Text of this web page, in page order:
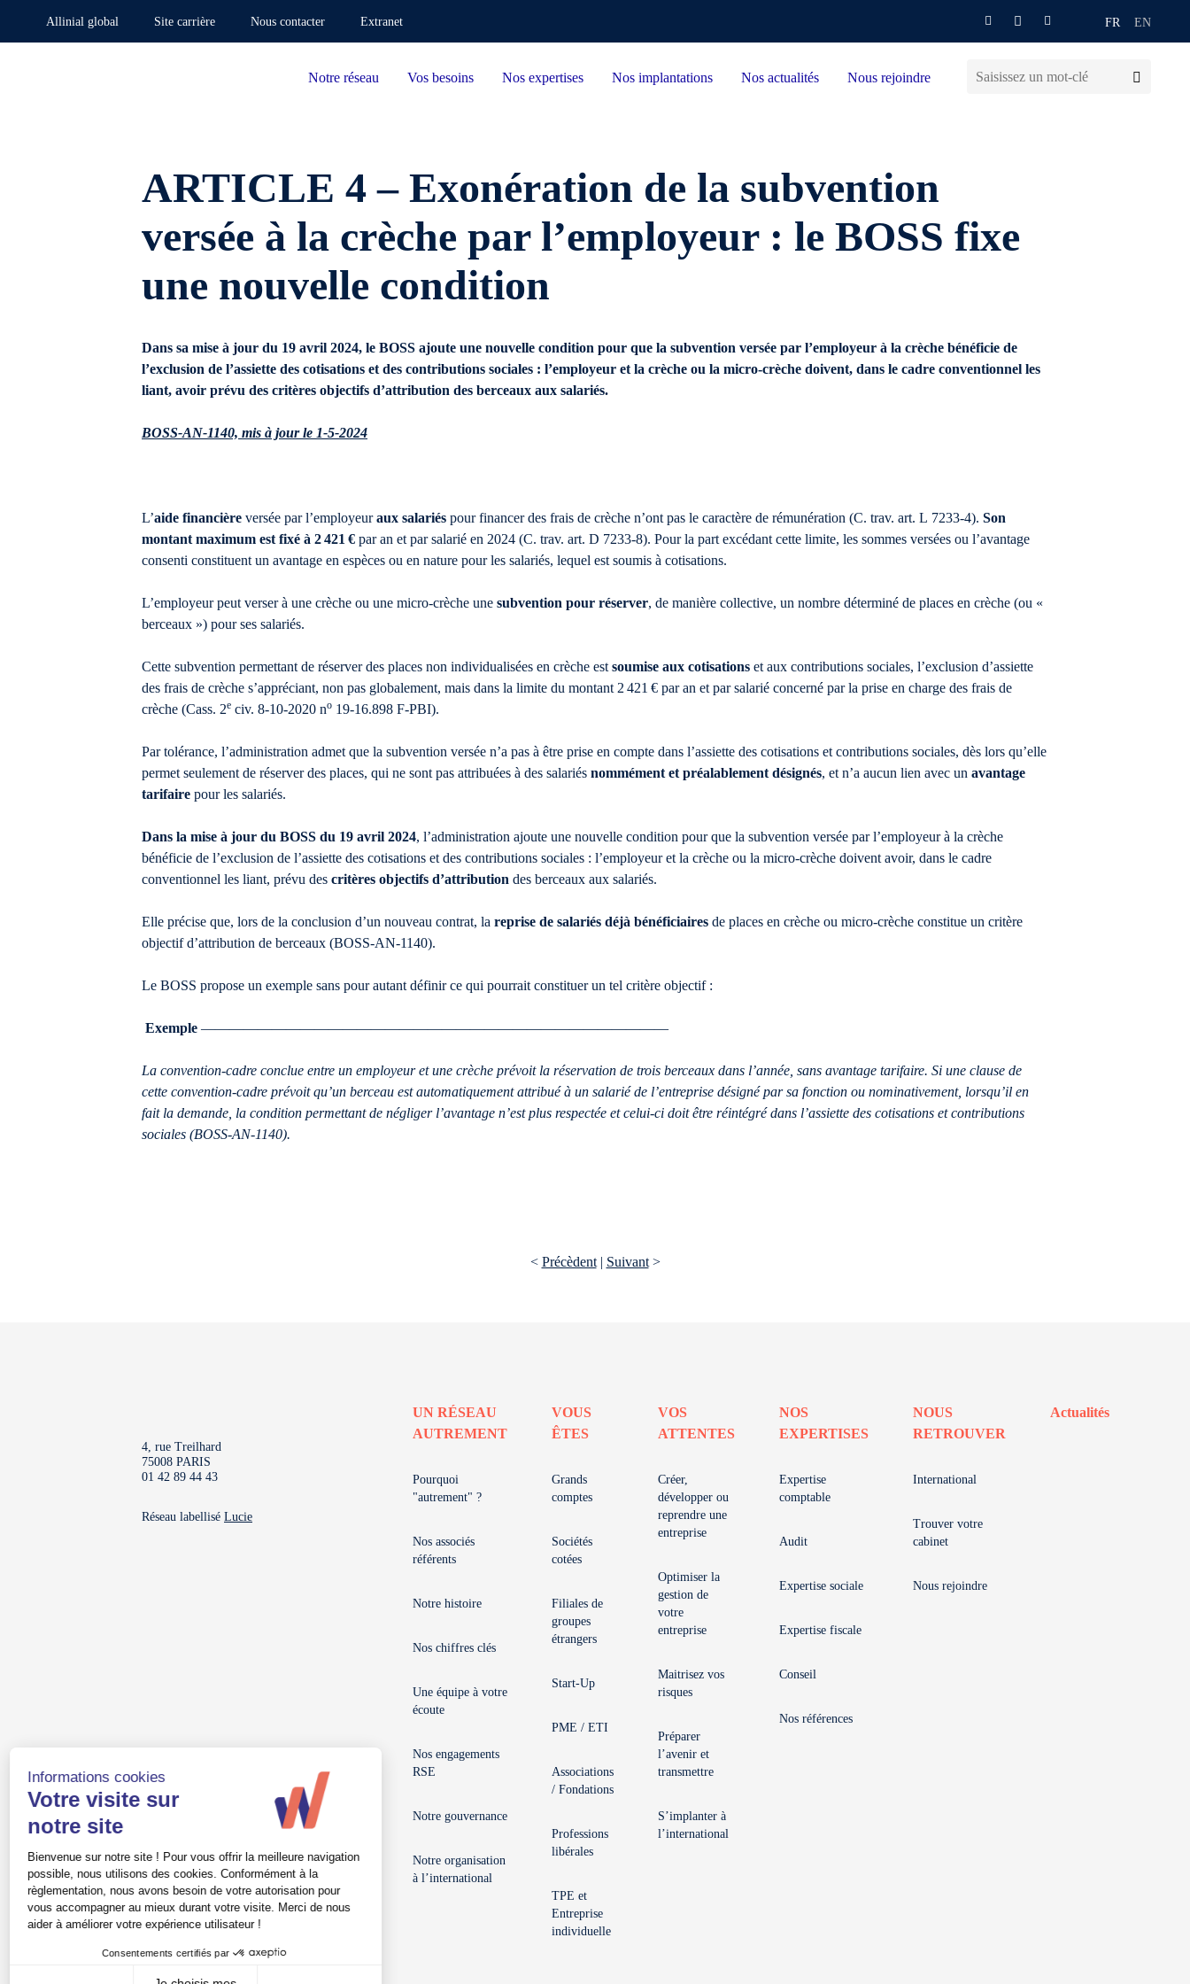
Allinial global Site carrière Nous contacter Extranet FR EN
Notre réseau Vos besoins Nos expertises Nos implantations Nos actualités Nous rejoindre
ARTICLE 4 – Exonération de la subvention
versée à la crèche par l’employeur : le BOSS fixe
une nouvelle condition
Dans sa mise à jour du 19 avril 2024, le BOSS ajoute une nouvelle condition pour que la subvention versée par l’employeur à la crèche bénéficie de
l’exclusion de l’assiette des cotisations et des contributions sociales : l’employeur et la crèche ou la micro-crèche doivent, dans le cadre conventionnel les
liant, avoir prévu des critères objectifs d’attribution des berceaux aux salariés.
BOSS-AN-1140, mis à jour le 1-5-2024
L’aide financière versée par l’employeuraux salariés pour financer des frais de crèche n’ont pas le caractère de rémunération (C. trav. art. L 7233-4). Son
montant maximum est fixé à 2 421 € par an et par salarié en 2024 (C. trav. art. D 7233-8). Pour la part excédant cette limite, les sommes versées ou l’avantage
consenti constituent un avantage en espèces ou en nature pour les salariés, lequel est soumis à cotisations.
L’employeur peut verser à une crèche ou une micro-crèche une subvention pour réserver, de manière collective, un nombre déterminé de places en crèche (ou «
berceaux ») pour ses salariés.
Cette subvention permettant de réserver des places non individualisées en crèche est soumise aux cotisations et aux contributions sociales, l’exclusion d’assiette
des frais de crèche s’appréciant, non pas globalement, mais dans la limite du montant 2 421 € par an et par salarié concerné par la prise en charge des frais de
crèche (Cass. 2e civ. 8-10-2020 no 19-16.898 F-PBI).
Par tolérance, l’administration admet que la subvention versée n’a pas à être prise en compte dans l’assiette des cotisations et contributions sociales, dès lors qu’elle
permet seulement de réserver des places, qui ne sont pas attribuées à des salariés nommément et préalablement désignés, et n’a aucun lien avec un avantage
tarifaire pour les salariés.
Dans la mise à jour du BOSS du 19 avril 2024, l’administration ajoute une nouvelle condition pour que la subvention versée par l’employeur à la crèche
bénéficie de l’exclusion de l’assiette des cotisations et des contributions sociales : l’employeur et la crèche ou la micro-crèche doivent avoir, dans le cadre
conventionnel les liant, prévu des critères objectifs d’attribution des berceaux aux salariés.
Elle précise que, lors de la conclusion d’un nouveau contrat, la reprise de salariés déjà bénéficiaires de places en crèche ou micro-crèche constitue un critère
objectif d’attribution de berceaux (BOSS-AN-1140).
Le BOSS propose un exemple sans pour autant définir ce qui pourrait constituer un tel critère objectif :
Exemple —————————————————————————————————
La convention-cadre conclue entre un employeur et une crèche prévoit la réservation de trois berceaux dans l’année, sans avantage tarifaire. Si une clause de
cette convention-cadre prévoit qu’un berceau est automatiquement attribué à un salarié de l’entreprise désigné par sa fonction ou nominativement, lorsqu’il en
fait la demande, la condition permettant de négliger l’avantage n’est plus respectée et celui-ci doit être réintégré dans l’assiette des cotisations et contributions
sociales (BOSS-AN-1140).
< Précèdent| Suivant>
4, rue Treilhard
75008 PARIS
01 42 89 44 43
Réseau labellisé Lucie
UN RÉSEAU
AUTREMENT
Pourquoi
"autrement" ?
Nos associés
référents
Notre histoire
Nos chiffres clés
Une équipe à votre
écoute
Nos engagements
RSE
Notre gouvernance
Notre organisation
à l’international
VOUS
ÊTES
Grands
comptes
Sociétés
cotées
Filiales de
groupes
étrangers
Start-Up
PME / ETI
Associations
/ Fondations
Professions
libérales
TPE et
Entreprise
individuelle
VOS
ATTENTES
Créer,
développer ou
reprendre une
entreprise
Optimiser la
gestion de
votre
entreprise
Maitrisez vos
risques
Préparer
l’avenir et
transmettre
S’implanter à
l’international
NOS
EXPERTISES
Expertise
comptable
Audit
Expertise sociale
Expertise fiscale
Conseil
Nos références
NOUS
RETROUVER
International
Trouver votre
cabinet
Nous rejoindre
Actualités